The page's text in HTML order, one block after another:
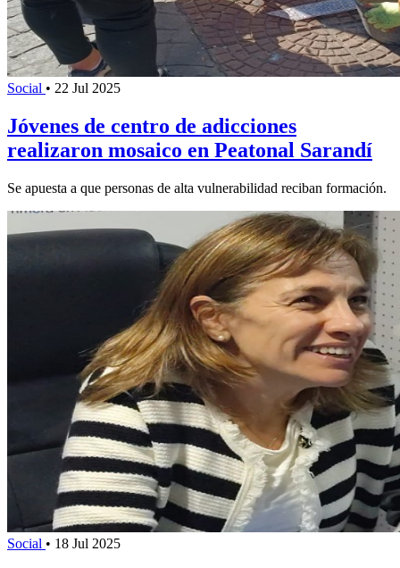
Social • 22 Jul 2025
Jóvenes de centro de adicciones
realizaron mosaico en Peatonal Sarandí
Se apuesta a que personas de alta vulnerabilidad reciban formación.
Social • 18 Jul 2025